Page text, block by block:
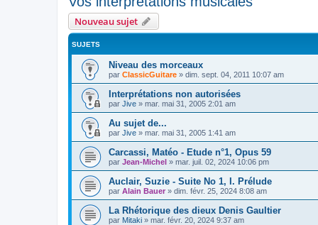
Nouveau sujet
SUJETS
Niveau des morceaux
par ClassicGuitare » dim. sept. 04, 2011 10:07 am
Interprétations non autorisées
par Jive » mar. mai 31, 2005 2:01 am
Au sujet de...
par Jive » mar. mai 31, 2005 1:41 am
Carcassi, Matéo - Etude n°1, Opus 59
par Jean-Michel » mar. juil. 02, 2024 10:06 pm
Auclair, Suzie - Suite No 1, I. Prélude
par Alain Bauer » dim. févr. 25, 2024 8:08 am
La Rhétorique des dieux Denis Gaultier
par Mitaki » mar. févr. 20, 2024 9:37 am